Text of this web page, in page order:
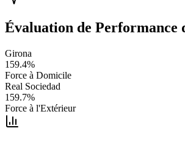
Évaluation de Performance
Girona
159.4%
Force à Domicile
Real Sociedad
159.7%
Force à l'Extérieur